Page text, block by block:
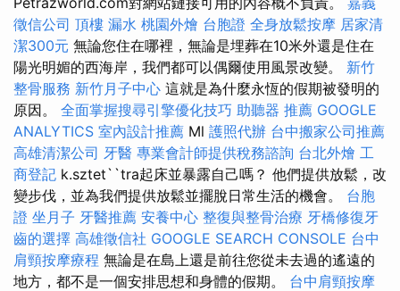
徵信公司 頂樓 漏水 桃園外燴 台胞證 全身放鬆按摩 居家清
潔300元 無論您住在哪裡，無論是埋葬在10米外還是住在
陽光明媚的西海岸，我們都可以偶爾使用風景改變。 新竹
整骨服務 新竹月子中心 這就是為什麼永恆的假期被發明的
原因。 全面掌握搜尋引擎優化技巧 助聽器 推薦 GOOGLE
ANALYTICS 室內設計推薦 Ml 護照代辦 台中搬家公司推薦
高雄清潔公司 牙醫 專業會計師提供稅務諮詢 台北外燴 工
商登記 k.sztet``tra起床並暴露自己嗎？ 他們提供放鬆，改
變步伐，並為我們提供放鬆並擺脫日常生活的機會。 台胞
證 坐月子 牙醫推薦 安養中心 整復與整骨治療 牙橋修復牙
齒的選擇 高雄徵信社 GOOGLE SEARCH CONSOLE 台中
肩頸按摩療程 無論是在島上還是前往您從未去過的遙遠的
地方，都不是一個安排思想和身體的假期。 台中肩頸按摩